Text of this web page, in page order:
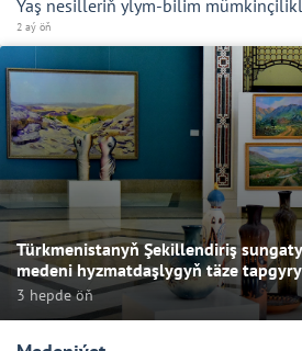
Ýaş nesilleriň ylym-bilim
2 aý öň
Türkmenistanyň Şekillendiriş
medeni hyzmatdaşlygyň täze
3 hepde öň